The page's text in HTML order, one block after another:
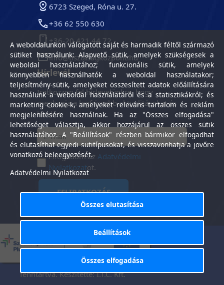
6723 Szeged, Róna u. 27.
+36 62 550 630
+36-20 421 44 72
info@tisztasagkozpont.hu
Hírlevél
Iratkozzon fel hírlevelünkre, hogy
megkapja a legfrissebb aktualitásokat és
híreket.
Elfogadom azAdatvédelmi
Nyilatkozatot.
FELIRATKOZÁS
Tisztaság Központ Kft. © 2025. Minden jog
fenntartva. Készítette:I.T.C. Kft.
Általános Szerződési
Feltételek
-
tájékoztató
A weboldalunkon válogatott saját és harmadik féltől származó
sütiket használunk: Alapvető sütik, amelyek szükségesek a
weboldal használatához; funkcionális sütik, amelyek
könnyebben használhatók a weboldal használatakor;
teljesítmény-sütik, amelyeket összesített adatok előállítására
használunk a weboldal használatáról és a statisztikákról; és
marketing cookie-k, amelyeket releváns tartalom és reklám
megjelenítésére használnak. Ha az "Összes elfogadása"
lehetőséget választja, akkor hozzájárul az összes sütik
használatához. A "Beállítások" részben bármikor elfogadhat
és elutasíthat egyedi sütitípusokat, és visszavonhatja a jövőre
vonatkozó beleegyezését.
Adatvédelmi Nyilatkozat
Összes elutasítása
Beállítások
Összes elfogadása